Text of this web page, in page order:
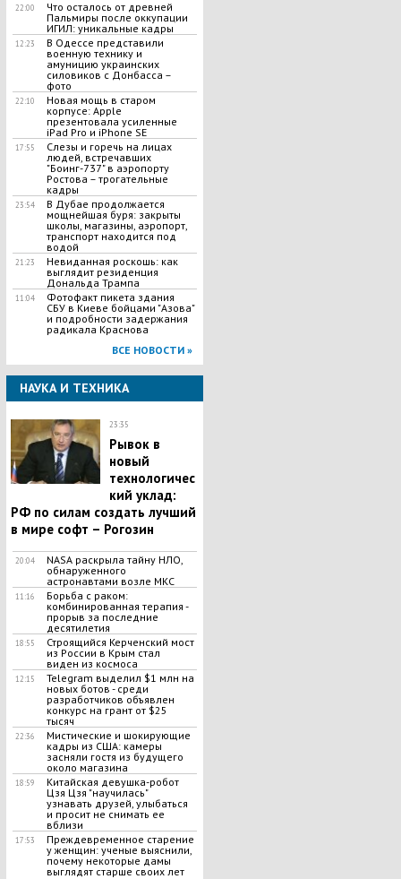
22:00
Что осталось от древней
Пальмиры после оккупации
ИГИЛ: уникальные кадры
12:23
В Одессе представили
военную технику и
амуницию украинских
силовиков с Донбасса –
фото
22:10
Новая мощь в старом
корпусе: Apple
презентовала усиленные
iPad Pro и iPhone SE
17:55
Слезы и горечь на лицах
людей, встречавших
"Боинг-737" в аэропорту
Ростова – трогательные
кадры
23:54
В Дубае продолжается
мощнейшая буря: закрыты
школы, магазины, аэропорт,
транспорт находится под
водой
21:23
Невиданная роскошь: как
выглядит резиденция
Дональда Трампа
11:04
Фотофакт пикета здания
СБУ в Киеве бойцами "Азова"
и подробности задержания
радикала Краснова
ВСЕ НОВОСТИ »
НАУКА И ТЕХНИКА
23:35
Рывок в
новый
технологичес
кий уклад:
РФ по силам создать лучший
в мире софт – Рогозин
20:04
NASA раскрыла тайну НЛО,
обнаруженного
астронавтами возле МКС
11:16
Борьба с раком:
комбинированная терапия -
прорыв за последние
десятилетия
18:55
Строящийся Керченский мост
из России в Крым стал
виден из космоса
12:15
Telegram выделил $1 млн на
новых ботов - среди
разработчиков объявлен
конкурс на грант от $25
тысяч
22:36
Мистические и шокирующие
кадры из США: камеры
засняли гостя из будущего
около магазина
18:59
Китайская девушка-робот
Цзя Цзя "научилась"
узнавать друзей, улыбаться
и просит не снимать ее
вблизи
17:53
Преждевременное старение
у женщин: ученые выяснили,
почему некоторые дамы
выглядят старше своих лет